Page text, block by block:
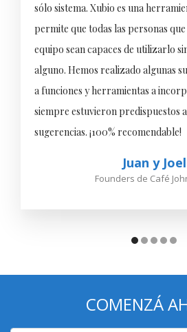
Juan y Joel
Founders de Café
sólo sistema. Xubio es una
permite que todas las personas
equipo sean capaces de utilizarlo
alguno. Hemos realizado algunas
a funciones y herramientas a
siempre estuvieron predispuestos
sugerencias. ¡100% recomendable!
COMENZÁ